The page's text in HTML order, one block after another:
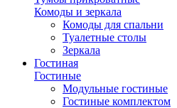
Комоды и зеркала
Комоды для спальни
Туалетные столы
Зеркала
Гостиная
Гостиные
Модульные гостиные
Гостиные комплектом